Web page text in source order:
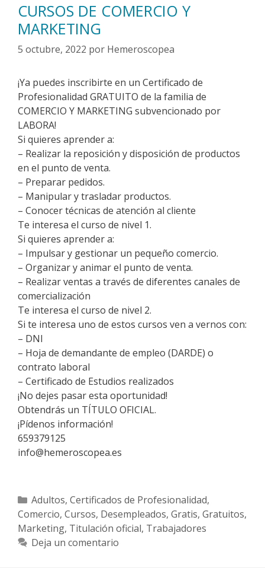
CURSOS DE COMERCIO Y
MARKETING
5 octubre, 2022 por Hemeroscopea
¡Ya puedes inscribirte en un Certificado de
Profesionalidad GRATUITO de la familia de
COMERCIO Y MARKETING subvencionado por
LABORA!
Si quieres aprender a:
– Realizar la reposición y disposición de productos
en el punto de venta.
– Preparar pedidos.
– Manipular y trasladar productos.
– Conocer técnicas de atención al cliente
Te interesa el curso de nivel 1.
Si quieres aprender a:
– Impulsar y gestionar un pequeño comercio.
– Organizar y animar el punto de venta.
– Realizar ventas a través de diferentes canales de
comercialización
Te interesa el curso de nivel 2.
Si te interesa uno de estos cursos ven a vernos con:
– DNI
– Hoja de demandante de empleo (DARDE) o
contrato laboral
– Certificado de Estudios realizados
¡No dejes pasar esta oportunidad!
Obtendrás un TÍTULO OFICIAL.
¡Pídenos información!
659379125
info@hemeroscopea.es
Categorías
Adultos, Certificados de Profesionalidad,
Comercio, Cursos, Desempleados, Gratis, Gratuitos,
Marketing, Titulación oficial, Trabajadores
Deja un comentario